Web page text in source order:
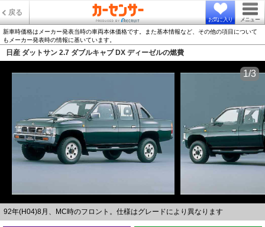
戻る
お気に入り メニュー
新車時価格はメーカー発表当時の車両本体価格です。また基本情報など、その他の項目について
もメーカー発表時の情報に基いています。
日産 ダットサン 2.7 ダブルキャブ DX ディーゼルの燃費
92年(H04)8月、MC時のフロント。仕様はグレードにより異なります
1/3